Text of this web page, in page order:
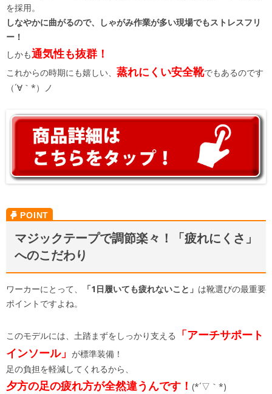
を採用。
しなやかに曲がるので、しゃがみ作業が多い現場でもストレスフリ
ー！
しかも通気性も抜群！
これからの時期にも嬉しい、 蒸れにくい安全靴でもあるのです
（´∀｀*）ノ
マジックテープで調節楽々！「疲れにくさ」
へのこだわり
ワーカーにとって、 「1日履いても疲れないこと」 は靴選びの最重要
ポイントですよね。
このモデルには、土踏まずをしっかり支える
「アーチサポート
インソール」 が標準装備！
足の負担を軽減してくれるから、
夕方の足の疲れ方が全然違うんです！ (*´▽｀*)